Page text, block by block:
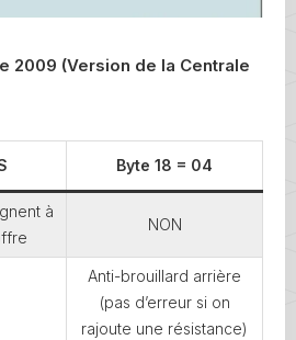
2009 (Version de la Centrale
Byte 18 = 04
à
NON
Anti-brouillard arrière
(pas d’erreur si on
rajoute une résistance)